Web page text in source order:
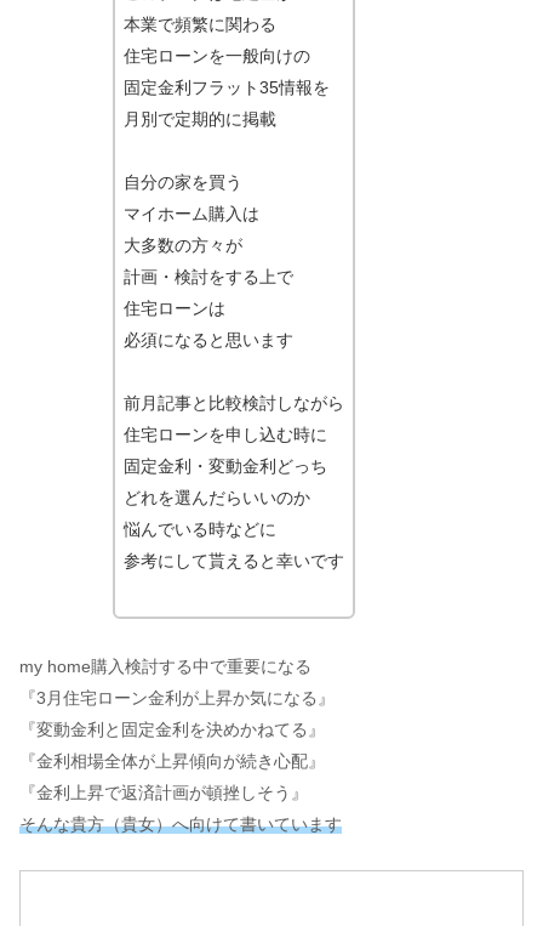
本業で頻繁に関わる
住宅ローンを一般向けの
固定金利フラット35情報を
月別で定期的に掲載
自分の家を買う
マイホーム購入は
大多数の方々が
計画・検討をする上で
住宅ローンは
必須になると思います
前月記事と比較検討しながら
住宅ローンを申し込む時に
固定金利・変動金利どっち
どれを選んだらいいのか
悩んでいる時などに
参考にして貰えると幸いです
my home購入検討する中で重要になる
『3月住宅ローン金利が上昇か気になる』
『変動金利と固定金利を決めかねてる』
『金利相場全体が上昇傾向が続き心配』
『金利上昇で返済計画が頓挫しそう』
そんな貴方（貴女）へ向けて書いています